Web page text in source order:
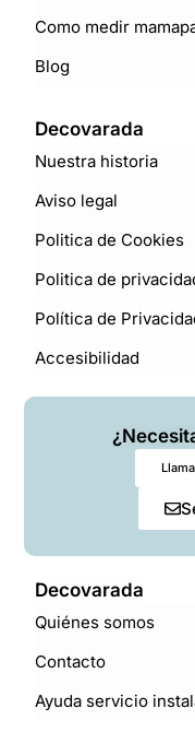
Como medir
Blog
Decovarada
Nuestra historia
Aviso legal
Politica de Cookies
Politica de
Política de
Accesibilidad
Decovarada
Quiénes somos
Contacto
Ayuda servicio